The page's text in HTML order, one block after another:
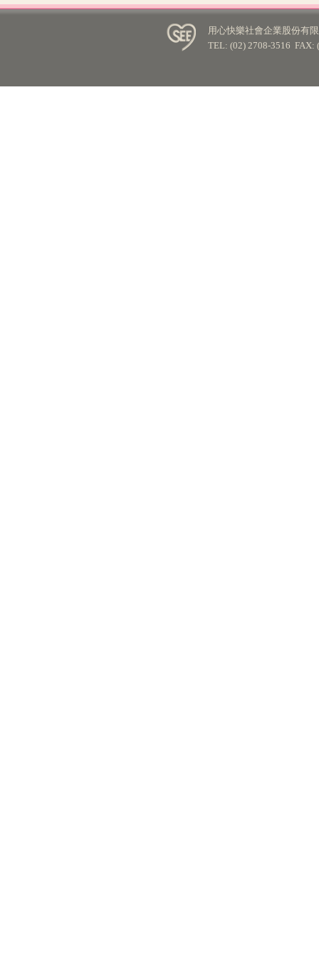
用心快樂社會企業股份有
TEL: (02) 2708-3516